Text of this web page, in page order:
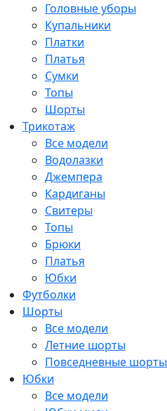
Головные уборы
Купальники
Платки
Платья
Сумки
Топы
Шорты
Трикотаж
Все модели
Водолазки
Джемпера
Кардиганы
Свитеры
Топы
Брюки
Платья
Юбки
Футболки
Шорты
Все модели
Летние шорты
Повседневные шорты
Юбки
Все модели